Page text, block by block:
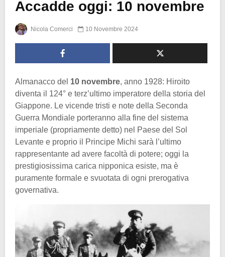
Accadde oggi: 10 novembre
Nicola Comerci 10 Novembre 2024
Almanacco del 10 novembre, anno 1928: Hiroito
diventa il 124° e terz’ultimo imperatore della storia del
Giappone. Le vicende tristi e note della Seconda
Guerra Mondiale porteranno alla fine del sistema
imperiale (propriamente detto) nel Paese del Sol
Levante e proprio il Principe Michi sarà l’ultimo
rappresentante ad avere facoltà di potere; oggi la
prestigiosissima carica nipponica esiste, ma è
puramente formale e svuotata di ogni prerogativa
governativa.